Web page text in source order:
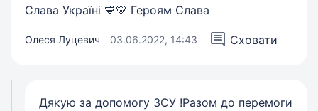
Слава Україні 💙💛 Героям Слава
Олеся Луцевич 03.06.2022, 14:43 Сховати
Дякую за допомогу ЗСУ !Разом до перемоги